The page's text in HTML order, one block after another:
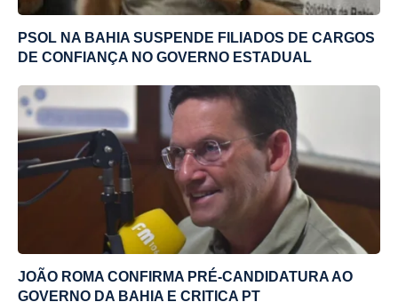
PSOL NA BAHIA SUSPENDE FILIADOS DE CARGOS
DE CONFIANÇA NO GOVERNO ESTADUAL
JOÃO ROMA CONFIRMA PRÉ-CANDIDATURA AO
GOVERNO DA BAHIA E CRITICA PT